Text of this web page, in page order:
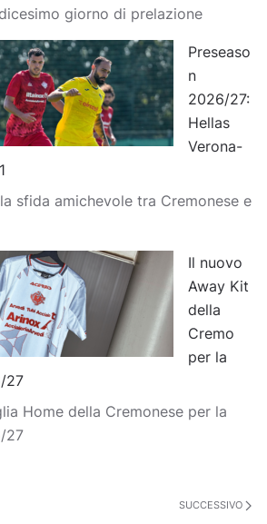
giorno di prelazione
Preseaso
n
2026/27:
Hellas
Verona-
sfida amichevole tra Cremonese e
Il nuovo
Away Kit
della
Cremo
per la
27
Home della Cremonese per la
27
SUCCESSIVO